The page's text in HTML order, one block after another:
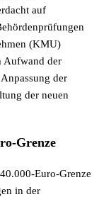
auf
(KMU)
Aufwand der
der
der neuen
Grenze
Euro-Grenze
in der